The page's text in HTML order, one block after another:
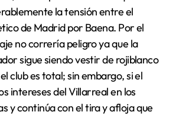
la tensión entre el
de Madrid por Baena. Por el
no correría peligro ya que la
sigue siendo vestir de rojiblanco
club es total; sin embargo, si el
intereses del Villarreal en los
y continúa con el tira y afloja que